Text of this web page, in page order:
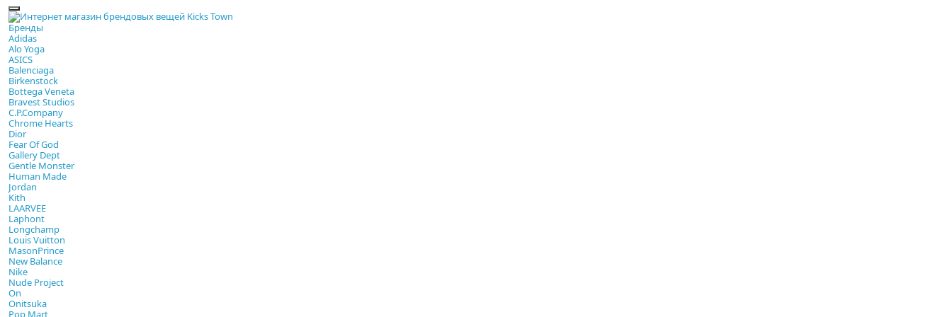
Бренды
Adidas
Alo Yoga
ASICS
Balenciaga
Birkenstock
Bottega Veneta
Bravest Studios
C.P.Company
Chrome Hearts
Dior
Fear Of God
Gallery Dept
Gentle Monster
Human Made
Jordan
Kith
LAARVEE
Laphont
Longchamp
Louis Vuitton
MasonPrince
New Balance
Nike
Nude Project
On
Onitsuka
Pop Mart